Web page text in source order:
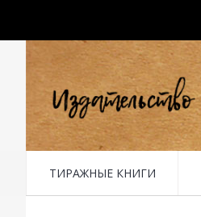
ТИРАЖНЫЕ КНИГИ